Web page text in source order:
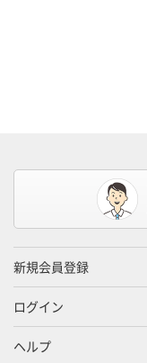
新規会員登録
ログイン
ヘルプ